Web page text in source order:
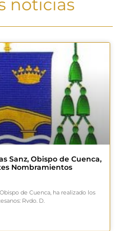
noticias
Sanz, Obispo de Cuenca,
Nombramientos
de Cuenca, ha realizado los
Rvdo. D.